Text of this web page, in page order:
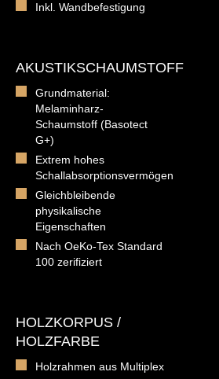
Inkl. Wandbefestigung
AKUSTIKSCHAUMSTOFF
Grundmaterial:
Melaminharz-
Schaumstoff (Basotect
G+)
Extrem hohes
Schallabsorptionsvermögen
Gleichbleibende
physikalische
Eigenschaften
Nach OeKo-Tex Standard
100 zerifiziert
HOLZKORPUS /
HOLZFARBE
Holzrahmen aus Multiplex